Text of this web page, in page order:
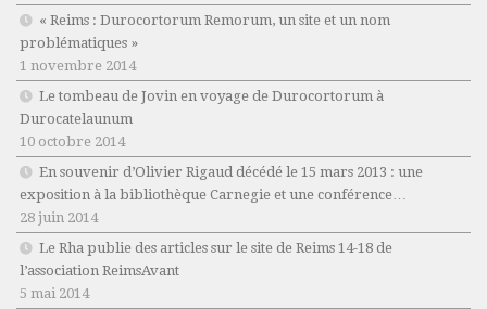
« Reims : Durocortorum Remorum, un site et un nom
problématiques »
1 novembre 2014
Le tombeau de Jovin en voyage de Durocortorum à
Durocatelaunum
10 octobre 2014
En souvenir d’Olivier Rigaud décédé le 15 mars 2013 : une
exposition à la bibliothèque Carnegie et une conférence…
28 juin 2014
Le Rha publie des articles sur le site de Reims 14-18 de
l’association ReimsAvant
5 mai 2014